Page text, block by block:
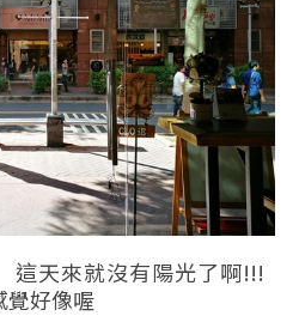
天來就沒有陽光了啊!!!
覺好像喔